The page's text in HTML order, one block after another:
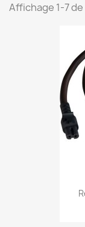
Affichage 1-7